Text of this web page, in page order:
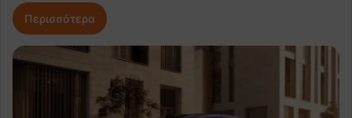
Περισσότερα